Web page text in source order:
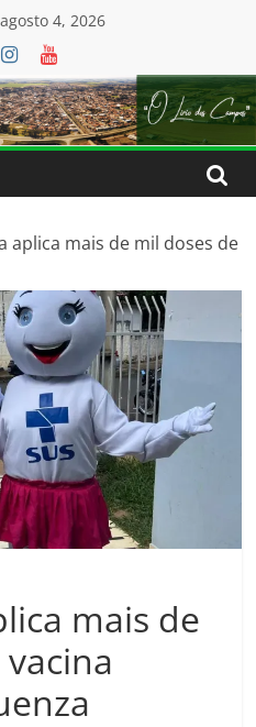
4, 2026
aplica mais de mil doses de
mais de